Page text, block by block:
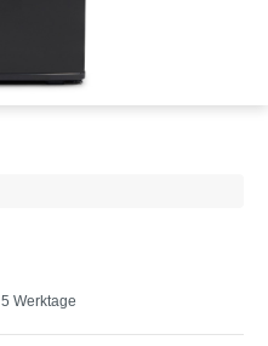
Werktage